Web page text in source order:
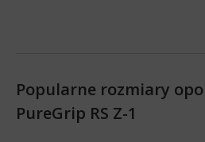
Popularne rozmiary
PureGrip RS Z-1